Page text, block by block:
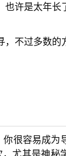
也许是太年长
，不过多数的
很容易成为
尤其是神秘